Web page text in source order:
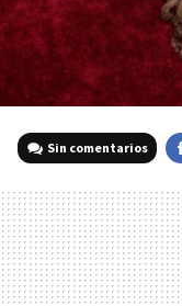
Sin comentarios